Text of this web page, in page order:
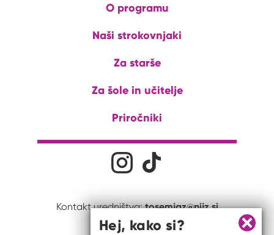
O programu
Naši strokovnjaki
Za starše
Za šole in učitelje
Priročniki
Družabna omrežjaNa naš Instagram profil
Kontakt uredništva:tosemjaz@nijz.si
Zapri
Hej, kako si?